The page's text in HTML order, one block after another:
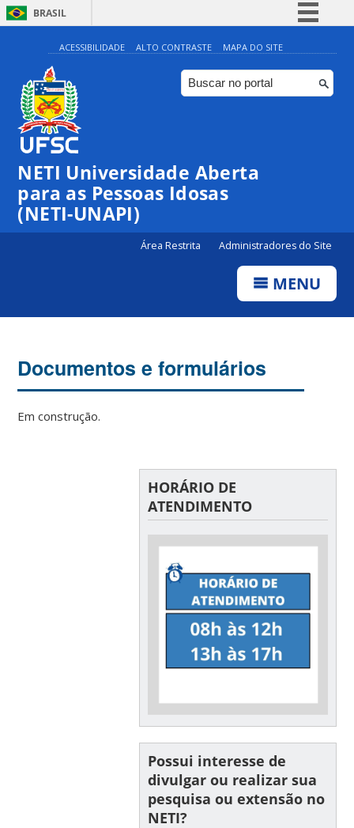
BRASIL
Simplifique!
Comunica BR
Participe
Canais
ACESSIBILIDADE ALTO CONTRASTE MAPA DO SITE
NETI Universidade Aberta
para as Pessoas Idosas
(NETI-UNAPI)
Área Restrita Administradores do Site
MENU
Documentos e formulários
Em construção.
HORÁRIO DE
ATENDIMENTO
Possui interesse de
divulgar ou realizar sua
pesquisa ou extensão no
NETI?